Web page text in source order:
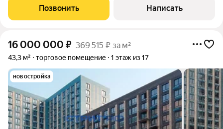
водопровода, установлен собственный элетрощит и выделено
150 квт. электричества.
Позвонить Написать
16 000 000 ₽ 369 515 ₽ за м²
43,3 м² торговое помещение 1 этаж из 17
новостройка